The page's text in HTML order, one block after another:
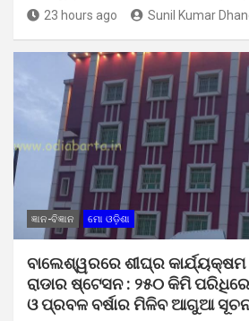
23 hours ago Sunil Kumar
ଜ୍ଞାନ-ବିଜ୍ଞାନ ମୋ ଓଡ଼ିଶା
ବାଲେଶ୍ୱରରେ ଶୀଘ୍ର
ରାଡାର ଷ୍ଟେସନ : ୨୫୦ କିମି
ଓ ପ୍ରବଳ ବର୍ଷାର ମିଳିବ ଆଗୁଆ